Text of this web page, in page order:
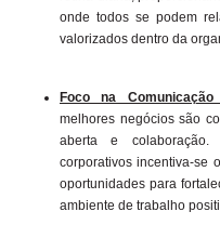
onde todos se podem
valorizados dentro da
Foco na
melhores negócios são
aberta e
corporativos incentiva-se
oportunidades para
ambiente de trabalho